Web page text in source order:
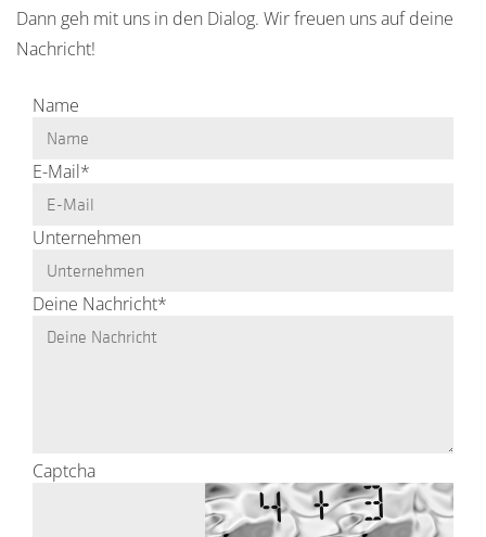
Dann geh mit uns in den Dialog. Wir freuen uns auf deine
Nachricht!
Name
E-Mail*
Unternehmen
Deine Nachricht*
Captcha